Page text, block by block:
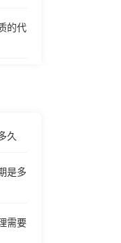
的代
久
是多
需要